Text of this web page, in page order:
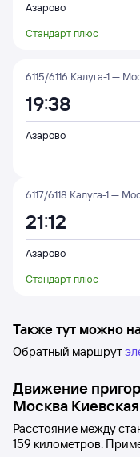
Азарово
Стандарт плюс
6115/6116 Калуга-1 —
19:38
Азарово
6117/6118 Калуга-1 —
21:12
Азарово
Стандарт плюс
Также тут можно
Обратный маршрут
Движение
Москва Киевская
Расстояние между
159 километров.